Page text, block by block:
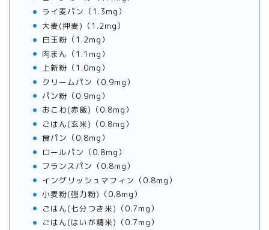
ライ麦パン（1.3mg）
大麦(押麦)（1.2mg）
白玉粉（1.2mg）
肉まん（1.1mg）
上新粉（1.0mg）
クリームパン（0.9mg）
パン粉（0.9mg）
おこわ(赤飯)（0.8mg）
ごはん(玄米)（0.8mg）
食パン（0.8mg）
ロールパン（0.8mg）
フランスパン（0.8mg）
イングリッシュマフィン（0.8mg）
小麦粉(強力粉)（0.8mg）
ごはん(七分つき米)（0.7mg）
ごはん(はいが精米)（0.7mg）